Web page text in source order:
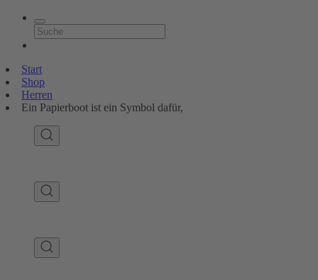
Start
Shop
Herren
Ein Papierboot ist ein Symbol dafür,